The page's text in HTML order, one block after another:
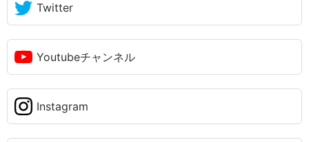
Twitter
Youtubeチャンネル
Instagram